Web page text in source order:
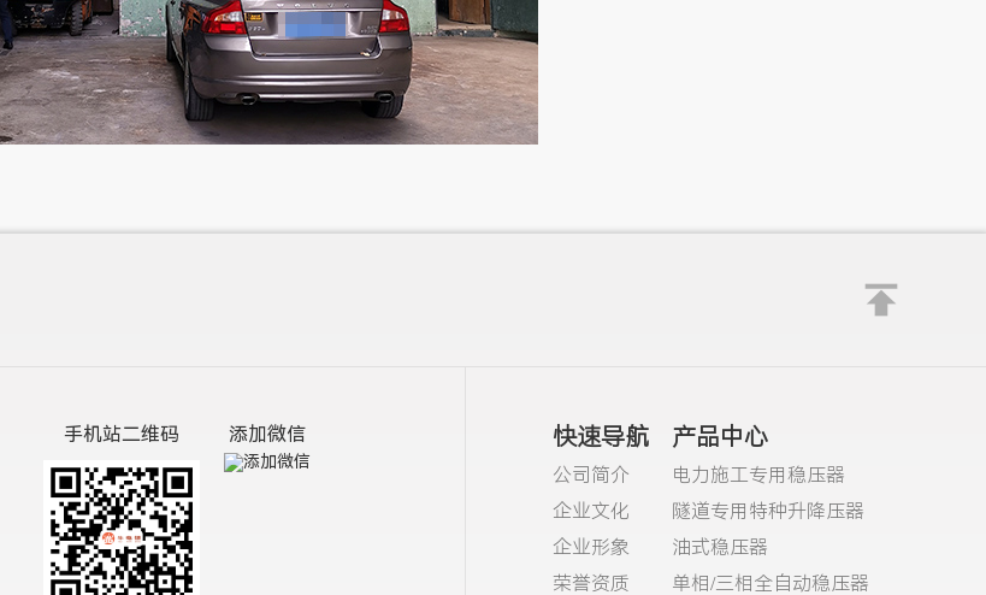
手机站二维码 添加微信 快速导航
公司简介
企业文化
企业形象
荣誉资质
产品中心
电力施工专用稳压器
隧道专用特种升降压器
油式稳压器
单相/三相全自动稳压器